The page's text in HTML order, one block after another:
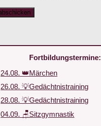
Fortbildungstermine:
24.08. 👑Märchen
26.08. 💡Gedächtnistraining
28.08. 💡Gedächtnistraining
04.09. 🪑Sitzgymnastik